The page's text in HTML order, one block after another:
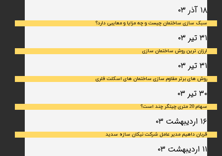
۱۸ آذر ۰۳
سبک سازی ساختمان چیست و چه مزایا و معایبی دارد؟
۳۱ تیر ۰۳
ارزان ترین روش ساختمان سازی
۳۱ تیر ۰۳
روش های برتر مقاوم سازی ساختمان های اسکلت فلری
۳۰ تیر ۰۳
سهام 20 متری چیتگر چند است؟
۱۶ اردیبهشت ۰۳
قربان داهیم مدیر عامل شرکت نیکان سازه سدید
۱۱ اردیبهشت ۰۳